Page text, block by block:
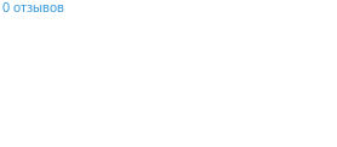
0 отзывов